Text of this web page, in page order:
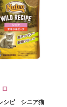
シピ シニア猫